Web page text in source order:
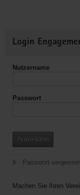
Informationen
Login
Nutzername
Passwort
Anmelden
Passwort
Machen Sie Ihren